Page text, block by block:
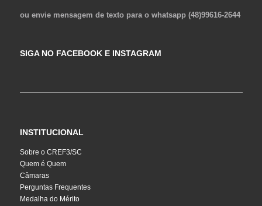
ou envie mensagem de texto para o whatsapp (48)99616-2644
SIGA NO FACEBOOK E INSTAGRAM
INSTITUCIONAL
Sobre o CREF3/SC
Quem é Quem
Câmaras
Perguntas Frequentes
Medalha do Mérito